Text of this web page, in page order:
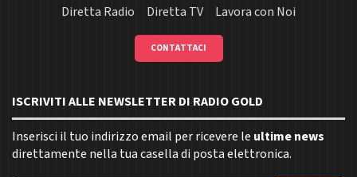
Diretta Radio
Diretta TV Lavora con Noi
CONTATTACI
ISCRIVITI ALLE NEWSLETTER DI RADIO GOLD
Inserisci il tuo indirizzo email per ricevere le ultime news
direttamente nella tua casella di posta elettronica.